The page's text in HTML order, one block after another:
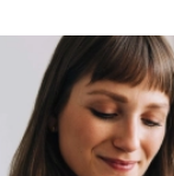
Užsiprenumeruok
Nebepraleisk nė vieno